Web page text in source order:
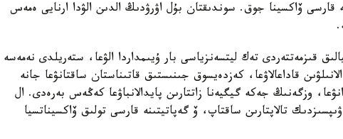
قارسى ۆاكسينا جوق. سوندىقتان بۇل اۋرۋدىڭ الدىن الۋدا ارنايى ەمەس
قىزمەتتەردى تەك ليتسەنزياسى بار ۇيىمداردا الۋعا، ستەريلدى نەمەسە
قاداعالاۋعا، كەزدەيسوق جىنىستىق قاتىناستان ساقتانۋعا جانە
وزگەنىڭ جەكە گيگيەنا زاتتارىن پايدالانباۋعا كەڭەس بەرەدى. ال
تالاپتارىن ساقتاپ، ۆ گەپاتيتىنە قارسى تولىق ۆاكسيناتسيا